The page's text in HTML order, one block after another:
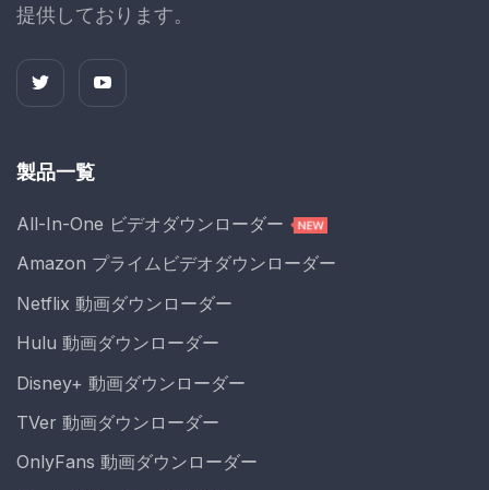
提供しております。
製品一覧
All-In-One ビデオダウンローダー
Amazon プライムビデオダウンローダー
Netflix 動画ダウンローダー
Hulu 動画ダウンローダー
Disney+ 動画ダウンローダー
TVer 動画ダウンローダー
OnlyFans 動画ダウンローダー